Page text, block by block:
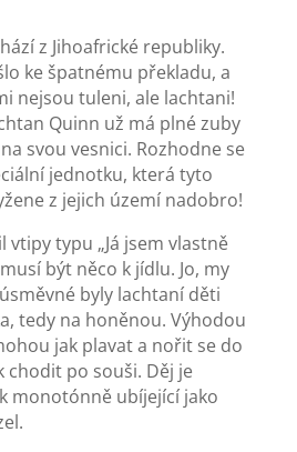
z Jihoafrické republiky.
ke špatnému překladu, a
nejsou tuleni, ale lachtani!
Quinn už má plné zuby
svou vesnici. Rozhodne se
jednotku, která tyto
z jejich území nadobro!
vtipy typu „Já jsem vlastně
být něco k jídlu. Jo, my
byly lachtaní děti
tedy na honěnou. Výhodou
jak plavat a nořit se do
chodit po souši. Děj je
monotónně ubíjející jako